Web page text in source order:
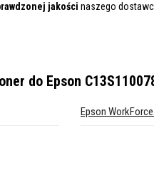
jakości naszego
do Epson
Epson